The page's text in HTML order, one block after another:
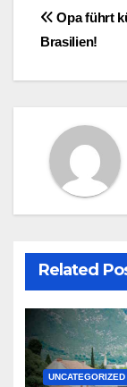
Post
Opa führt
Brasilien!
Related